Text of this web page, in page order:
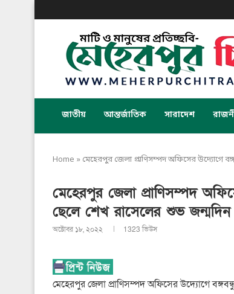
জাতীয় আন্তর্জাতিক সারাদেশ
Home » মেহেরপুর জেলা প্রাণিসম্পদ অফিসের উদ্যোগে
মেহেরপুর জেলা প্রাণিসম্পদ
ছেলে শেখ রাসেলের শুভ
অক্টোবর ১৮, ২০২২ 1323ভিউস
মেহেরপুর জেলা প্রাণিসম্পদ অফিসের উদ্যোগে